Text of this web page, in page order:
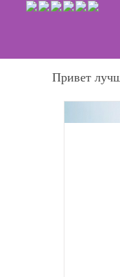
Привет